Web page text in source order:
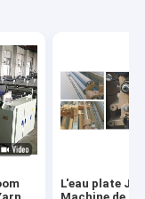
L'eau plate